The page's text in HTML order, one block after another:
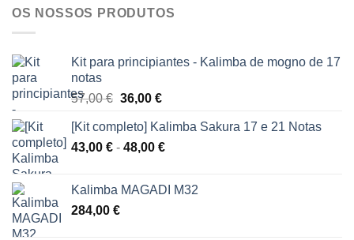
OS NOSSOS PRODUTOS
Kit para principiantes - Kalimba de mogno de 17
notas
57,00€ O
original
era:
36,00 €O
atual
é:
[Kit completo] Kalimba Sakura 17 e 21 Notas
43,00 € - 48,00 €Gama
43,00 €
Kalimba MAGADI M32
284,00 €